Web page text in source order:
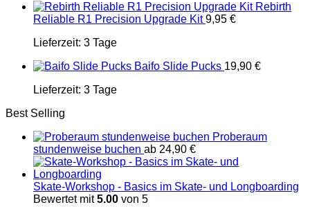
Rebirth
Reliable R1 Precision Upgrade Kit 9,95 €
Lieferzeit: 3 Tage
Baifo Slide Pucks 19,90 €
Lieferzeit: 3 Tage
Best Selling
Proberaum
stundenweise buchen ab 24,90 €
Skate-Workshop - Basics im Skate- und Longboarding
Bewertet mit5.00 von 5